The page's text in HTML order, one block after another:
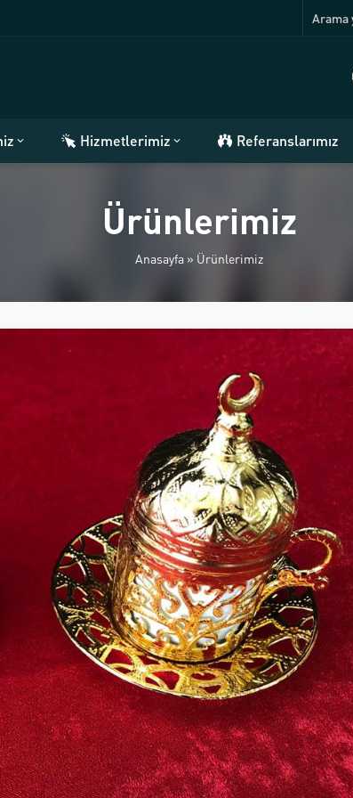
Hizmetlerimiz Referanslarımız
Ürünlerimiz
Anasayfa » Ürünlerimiz